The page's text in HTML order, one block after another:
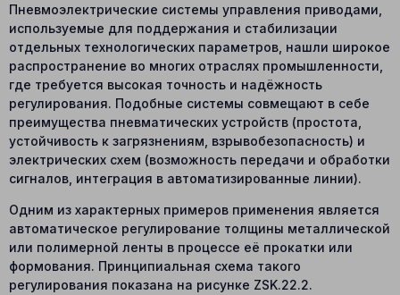
Пневмоэлектрические системы управления приводами,
используемые для поддержания и стабилизации
отдельных технологических параметров, нашли широкое
распространение во многих отраслях промышленности,
где требуется высокая точность и надёжность
регулирования. Подобные системы совмещают в себе
преимущества пневматических устройств (простота,
устойчивость к загрязнениям, взрывобезопасность) и
электрических схем (возможность передачи и обработки
сигналов, интеграция в автоматизированные линии).
Одним из характерных примеров применения является
автоматическое регулирование толщины металлической
или полимерной ленты в процессе её прокатки или
формования. Принципиальная схема такого
регулирования показана на рисунке ZSK.22.2.